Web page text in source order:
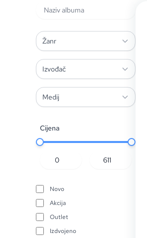
Žanr
Izvođač
Medij
Cijena
Novo
Akcija
Outlet
Izdvojeno